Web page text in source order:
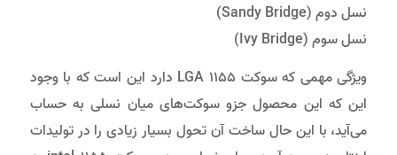
نسل دوم (Sandy Bridge)
نسل سوم (Ivy Bridge)
ویژگی مهمی که سوکت LGA 1155 دارد این است که با وجود
این که این محصول جزو سوکت‌های میان نسلی به حساب
می‌آید، با این حال ساخت آن تحول بسیار زیادی را در تولیدات